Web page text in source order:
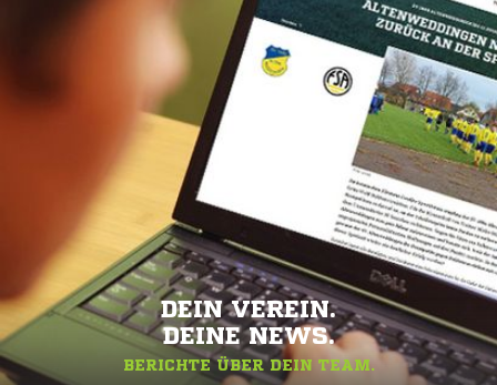
DEIN VEREIN.
DEINE NEWS.
BERICHTE ÜBER DEIN TEAM.